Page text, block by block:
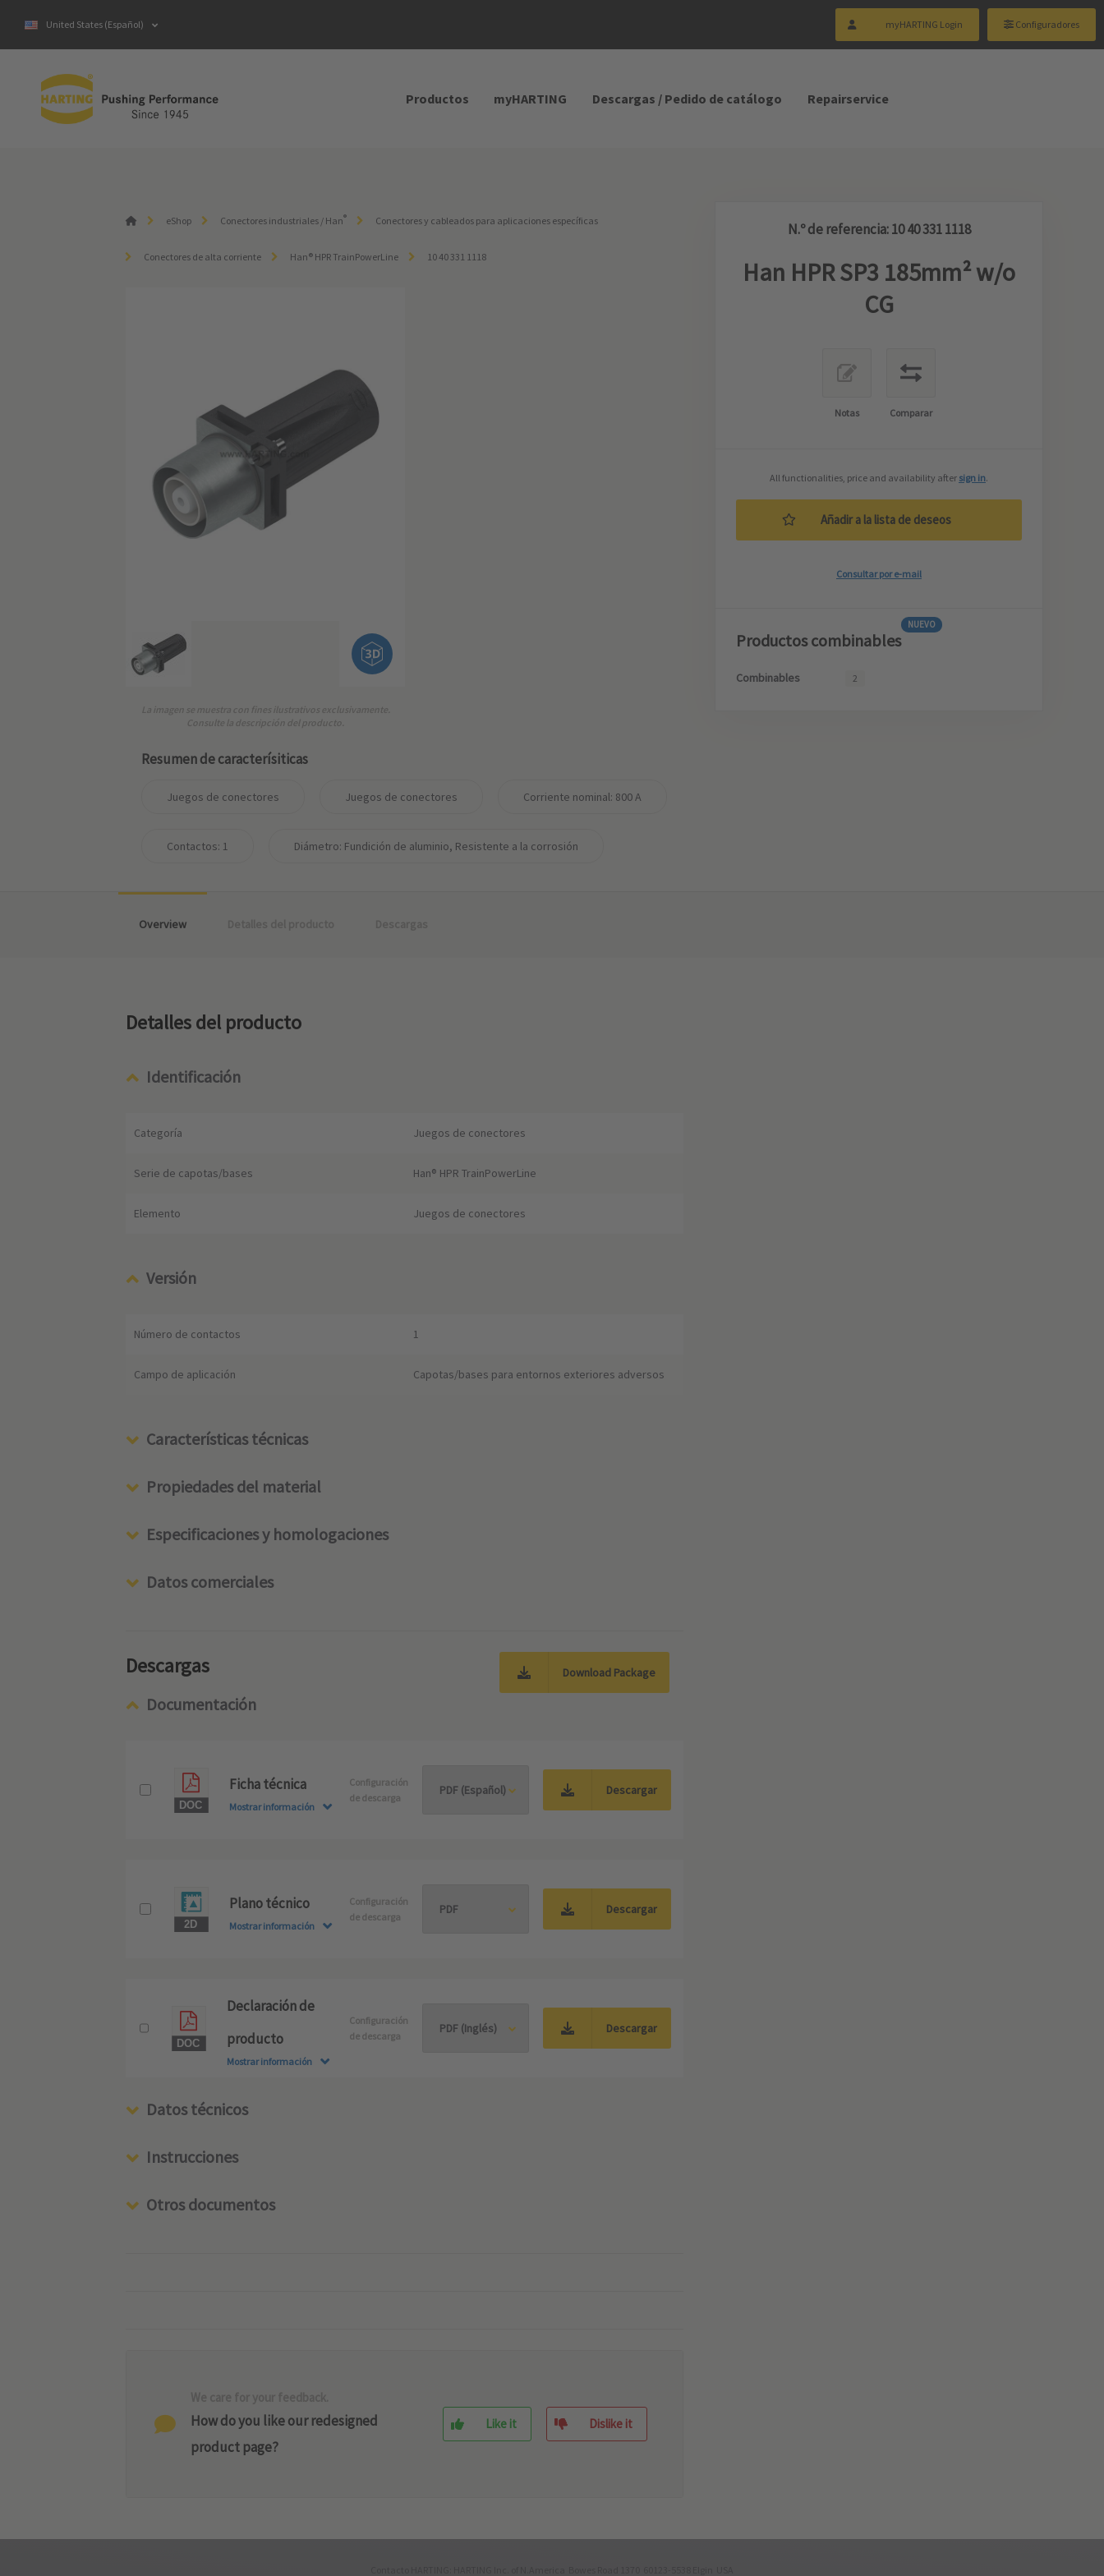
United States (Español) myHARTING Login Configuradores
Productos myHARTING Descargas / Pedido de catálogo Repairservice
eShop Conectores industriales / Han® Conectores y cableados para aplicaciones específicas
Conectores de alta corriente Han® HPR TrainPowerLine 10 40 331 1118
La imagen se muestra con fines ilustrativos exclusivamente.
Consulte la descripción del producto.
Resumen de caracterísiticas
Juegos de conectores Juegos de conectores Corriente nominal: ‌800 A
Contactos: 1 Diámetro: Fundición de aluminio, Resistente a la corrosión
N.º de referencia: 10 40 331 1118
Han HPR SP3 185mm² w/o
CG
Notas Comparar
All functionalities, price and availability after sign in.
Añadir a la lista de deseos
Consultar por e-mail
Productos combinables
NUEVO
Combinables 2
Overview
Detalles del producto
Identificación
Categoría Juegos de conectores
Serie de capotas/bases Han® HPR TrainPowerLine
Elemento Juegos de conectores
Versión
Número de contactos 1
Campo de aplicación Capotas/bases para entornos exteriores adversos
Características técnicas
Propiedades del material
Especificaciones y homologaciones
Datos comerciales
Descargas Download Package
Documentación
Ficha técnica
Mostrar información
Configuración
de descarga
Descargar
Plano técnico
Mostrar información
Configuración
de descarga
Descargar
Declaración de
producto
Mostrar información
Configuración
de descarga
Descargar
Datos técnicos
Instrucciones
Otros documentos
How do you like our redesigned
product page?
Like it Dislike it